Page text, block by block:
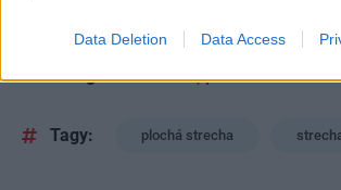
Data Deletion Data Access
rozhodnutiu, ale budete zatepľovať
Kategória: Strecha, podkrovie
Tagy: plochá strecha